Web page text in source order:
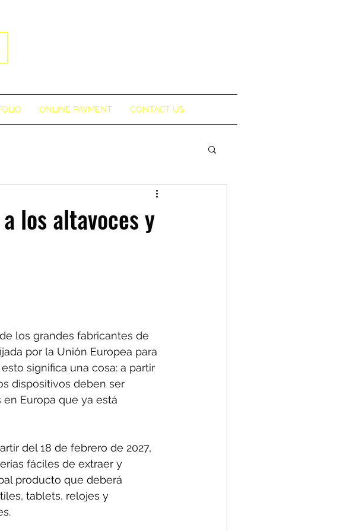
ONLINE PAYMENT CONTACT US
los altavoces y
los grandes fabricantes de
por la Unión Europea para
significa una cosa: a partir
dispositivos deben ser
Europa que ya está
del 18 de febrero de 2027,
fáciles de extraer y
producto que deberá
tablets, relojes y